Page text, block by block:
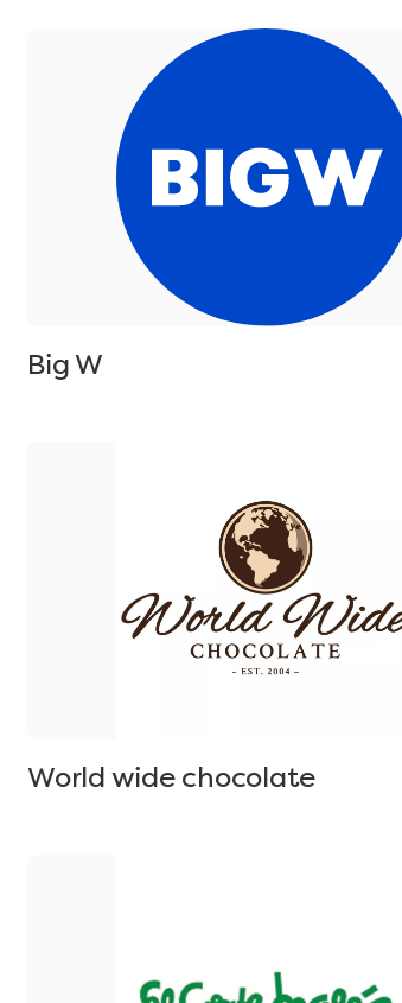
Big W
World wide chocolate